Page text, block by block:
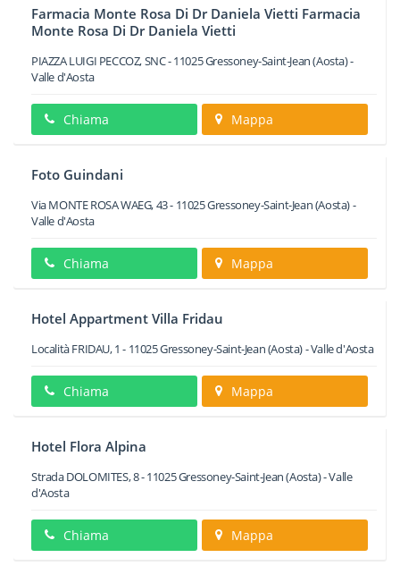
Farmacia Monte Rosa Di Dr Daniela Vietti Farmacia
Monte Rosa Di Dr Daniela Vietti
PIAZZA LUIGI PECCOZ, SNC-11025Gressoney-Saint-Jean(Aosta) -
Valle d'Aosta
Chiama Mappa
Foto Guindani
Via MONTE ROSA WAEG, 43- 11025Gressoney-Saint-Jean(Aosta) -
Valle d'Aosta
Chiama Mappa
Hotel Appartment Villa Fridau
Località FRIDAU, 1 - 11025Gressoney-Saint-Jean(Aosta) -Valle d'Aosta
Chiama Mappa
Hotel Flora Alpina
Strada DOLOMITES, 8-11025Gressoney-Saint-Jean(Aosta) -Valle
d'Aosta
Chiama Mappa